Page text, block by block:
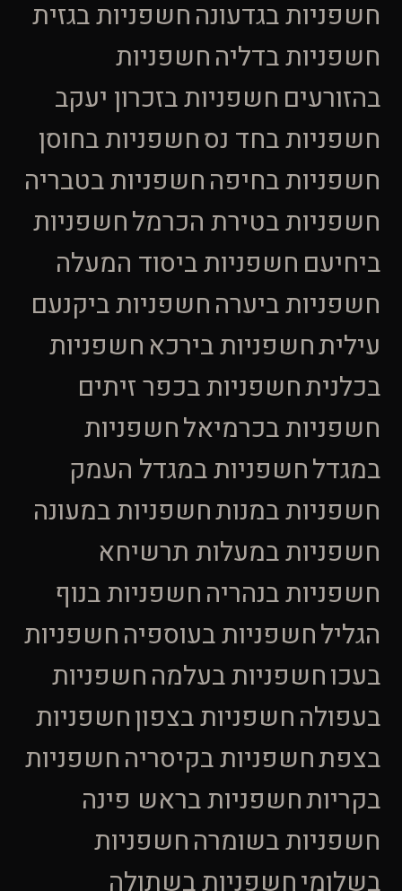
חשפניות בגדעונהחשפניות בגזית
חשפניות בדליהחשפניות
בהזורעים חשפניות בזכרון יעקב
חשפניות בחד נסחשפניות בחוסן
חשפניות בחיפהחשפניות בטבריה
חשפניות בטירת הכרמלחשפניות
ביחיעם חשפניות ביסוד המעלה
חשפניות ביערהחשפניות ביקנעם
עיליתחשפניות בירכאחשפניות
בכלניתחשפניות בכפר זיתים
חשפניות בכרמיאלחשפניות
במגדלחשפניות במגדל העמק
חשפניות במנותחשפניות במעונה
חשפניות במעלות תרשיחא
חשפניות בנהריהחשפניות בנוף
הגלילחשפניות בעוספיהחשפניות
בעכוחשפניות בעלמהחשפניות
בעפולהחשפניות בצפוןחשפניות
בצפתחשפניות בקיסריהחשפניות
בקריותחשפניות בראש פינה
חשפניות בשומרהחשפניות
בשלומיחשפניות בשתולה